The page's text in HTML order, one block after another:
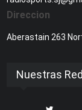
Direccion
Aberastain 263
Nuestras